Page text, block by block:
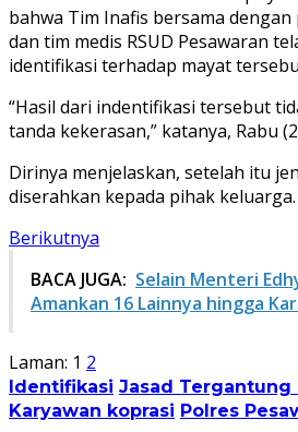
bahwa Tim Inafis bersama
dan tim medis RSUD Pesawaran
identifikasi terhadap mayat
“Hasil dari indentifikasi tersebut
tanda kekerasan,” katanya, Rabu
Dirinya menjelaskan, setelah itu
diserahkan kepada pihak keluarga.
Berikutnya
BACA JUGA: Selain Menteri
Amankan 16 Lainnya hingga
Laman: 1 2
Identifikasi Jasad Tergantung
Karyawan koprasi Polres